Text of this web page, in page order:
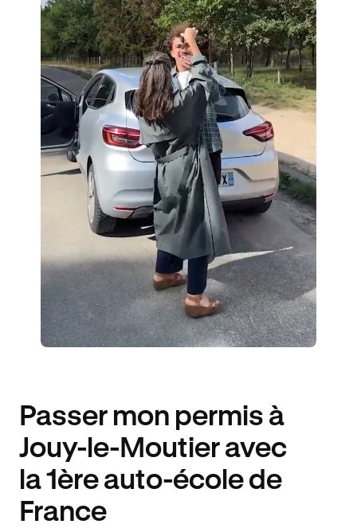
Passer mon permis à
Jouy-le-Moutier avec
la 1ère auto-école de
France